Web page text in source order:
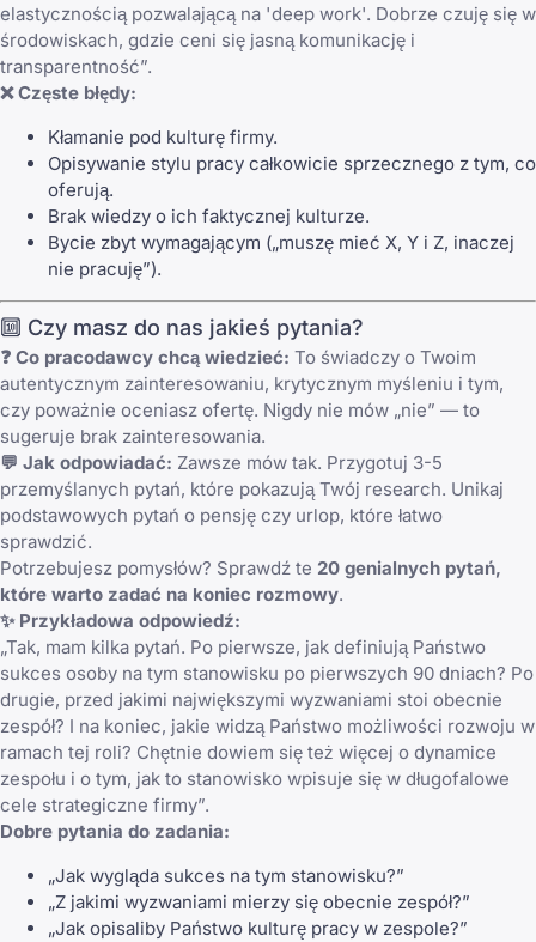
elastycznością pozwalającą na 'deep work'. Dobrze czuję się w
środowiskach, gdzie ceni się jasną komunikację i
transparentność”.
❌ Częste błędy:
Kłamanie pod kulturę firmy.
Opisywanie stylu pracy całkowicie sprzecznego z tym, co
oferują.
Brak wiedzy o ich faktycznej kulturze.
Bycie zbyt wymagającym („muszę mieć X, Y i Z, inaczej
nie pracuję”).
🔟 Czy masz do nas jakieś pytania?
❓ Co pracodawcy chcą wiedzieć: To świadczy o Twoim
autentycznym zainteresowaniu, krytycznym myśleniu i tym,
czy poważnie oceniasz ofertę. Nigdy nie mów „nie” — to
sugeruje brak zainteresowania.
💬 Jak odpowiadać: Zawsze mów tak. Przygotuj 3-5
przemyślanych pytań, które pokazują Twój research. Unikaj
podstawowych pytań o pensję czy urlop, które łatwo
sprawdzić.
Potrzebujesz pomysłów? Sprawdź te 20 genialnych pytań,
które warto zadać na koniec rozmowy.
✨ Przykładowa odpowiedź:
„Tak, mam kilka pytań. Po pierwsze, jak definiują Państwo
sukces osoby na tym stanowisku po pierwszych 90 dniach? Po
drugie, przed jakimi największymi wyzwaniami stoi obecnie
zespół? I na koniec, jakie widzą Państwo możliwości rozwoju w
ramach tej roli? Chętnie dowiem się też więcej o dynamice
zespołu i o tym, jak to stanowisko wpisuje się w długofalowe
cele strategiczne firmy”.
Dobre pytania do zadania:
„Jak wygląda sukces na tym stanowisku?”
„Z jakimi wyzwaniami mierzy się obecnie zespół?”
„Jak opisaliby Państwo kulturę pracy w zespole?”